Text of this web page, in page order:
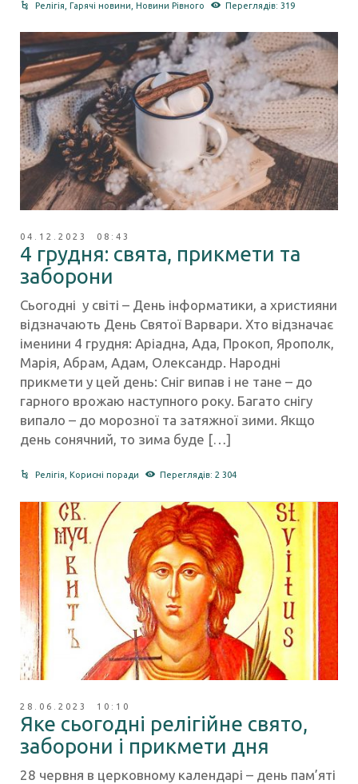
Релігія Гарячі новини Новини Рівного Переглядів: 319
04.12.2023 08:43
4 грудня: свята, прикмети та
заборони
Сьогодні у світі – День інформатики, а християни
відзначають День Святої Варвари. Хто відзначає
іменини 4 грудня: Аріадна, Ада, Прокоп, Ярополк,
Марія, Абрам, Адам, Олександр. Народні
прикмети у цей день: Сніг випав і не тане – до
гарного врожаю наступного року. Багато снігу
випало – до морозної та затяжної зими. Якщо
день сонячний, то зима буде […]
Релігія, Корисні поради Переглядів: 2 304
28.06.2023 10:10
Яке сьогодні релігійне свято,
заборони і прикмети дня
28 червня в церковному календарі – день пам’яті